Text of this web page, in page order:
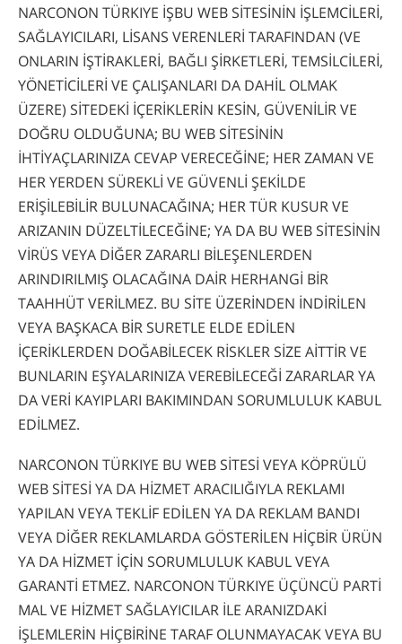
NARCONON TÜRKIYE İŞBU WEB SİTESİNİN İŞLEMCİLERİ,
SAĞLAYICILARI, LİSANS VERENLERİ TARAFINDAN (VE
ONLARIN İŞTİRAKLERİ, BAĞLI ŞİRKETLERİ, TEMSİLCİLERİ,
YÖNETİCİLERİ VE ÇALIŞANLARI DA DAHİL OLMAK
ÜZERE) SİTEDEKİ İÇERİKLERİN KESİN, GÜVENİLİR VE
DOĞRU OLDUĞUNA; BU WEB SİTESİNİN
İHTİYAÇLARINIZA CEVAP VERECEĞİNE; HER ZAMAN VE
HER YERDEN SÜREKLİ VE GÜVENLİ ŞEKİLDE
ERİŞİLEBİLİR BULUNACAĞINA; HER TÜR KUSUR VE
ARIZANIN DÜZELTİLECEĞİNE; YA DA BU WEB SİTESİNİN
VİRÜS VEYA DİĞER ZARARLI BİLEŞENLERDEN
ARINDIRILMIŞ OLACAĞINA DAİR HERHANGİ BİR
TAAHHÜT VERİLMEZ. BU SİTE ÜZERİNDEN İNDİRİLEN
VEYA BAŞKACA BİR SURETLE ELDE EDİLEN
İÇERİKLERDEN DOĞABİLECEK RİSKLER SİZE AİTTİR VE
BUNLARIN EŞYALARINIZA VEREBİLECEĞİ ZARARLAR YA
DA VERİ KAYIPLARI BAKIMINDAN SORUMLULUK KABUL
EDİLMEZ.
NARCONON TÜRKIYE BU WEB SİTESİ VEYA KÖPRÜLÜ
WEB SİTESİ YA DA HİZMET ARACILIĞIYLA REKLAMI
YAPILAN VEYA TEKLİF EDİLEN YA DA REKLAM BANDI
VEYA DİĞER REKLAMLARDA GÖSTERİLEN HİÇBİR ÜRÜN
YA DA HİZMET İÇİN SORUMLULUK KABUL VEYA
GARANTİ ETMEZ. NARCONON TÜRKIYE ÜÇÜNCÜ PARTİ
MAL VE HİZMET SAĞLAYICILAR İLE ARANIZDAKİ
İŞLEMLERİN HİÇBİRİNE TARAF OLUNMAYACAK VEYA BU